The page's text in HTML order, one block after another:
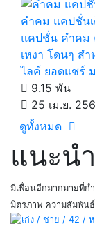
คำคม แคปชั่น
แคปชั่น คำคม
เหงา โดนๆ ส
ไลค์ ยอดแชร์
9.15 พัน
25 เม.ย.
ดูทั้งหมด
แนะน
มีเพื่อนอีกมากมายที่ก
มิตรภาพ ความสัมพัน